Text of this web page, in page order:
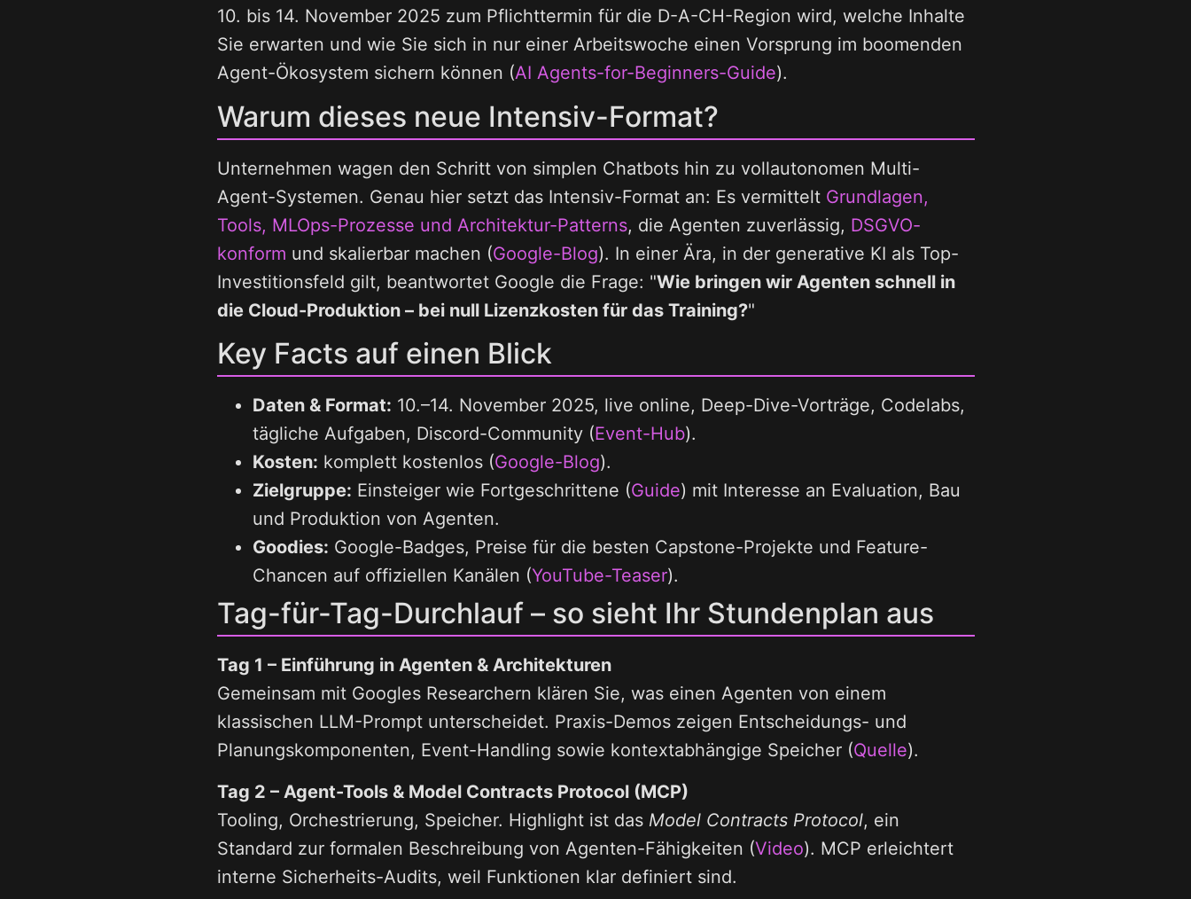
10. bis 14. November 2025 zum Pflichttermin für die D-A-CH-Region wird, welche Inhalte
Sie erwarten und wie Sie sich in nur einer Arbeitswoche einen Vorsprung im boomenden
Agent-Ökosystem sichern können (AI Agents-for-Beginners-Guide).
Warum dieses neue Intensiv-Format?
Unternehmen wagen den Schritt von simplen Chatbots hin zu vollautonomen Multi-
Agent-Systemen. Genau hier setzt das Intensiv-Format an: Es vermittelt Grundlagen,
Tools, MLOps-Prozesse und Architektur-Patterns, die Agenten zuverlässig, DSGVO-
konform und skalierbar machen (Google-Blog). In einer Ära, in der generative KI als Top-
Investitionsfeld gilt, beantwortet Google die Frage:
Wie bringen wir Agenten schnell in
die Cloud-Produktion – bei null Lizenzkosten für das Training?
Key Facts auf einen Blick
Daten & Format: 10.–14. November 2025, live online, Deep-Dive-Vorträge, Codelabs,
tägliche Aufgaben, Discord-Community (Event-Hub).
Kosten: komplett kostenlos (Google-Blog).
Zielgruppe: Einsteiger wie Fortgeschrittene (Guide) mit Interesse an Evaluation, Bau
und Produktion von Agenten.
Goodies: Google-Badges, Preise für die besten Capstone-Projekte und Feature-
Chancen auf offiziellen Kanälen (YouTube-Teaser).
Tag-für-Tag-Durchlauf – so sieht Ihr Stundenplan aus
Tag 1 – Einführung in Agenten & Architekturen
Gemeinsam mit Googles Researchern klären Sie, was einen Agenten von einem
klassischen LLM-Prompt unterscheidet. Praxis-Demos zeigen Entscheidungs- und
Planungskomponenten, Event-Handling sowie kontextabhängige Speicher (Quelle).
Tag 2 – Agent-Tools & Model Contracts Protocol (MCP)
Tooling, Orchestrierung, Speicher. Highlight ist das Model Contracts Protocol, ein
Standard zur formalen Beschreibung von Agenten-Fähigkeiten (Video). MCP erleichtert
interne Sicherheits-Audits, weil Funktionen klar definiert sind.